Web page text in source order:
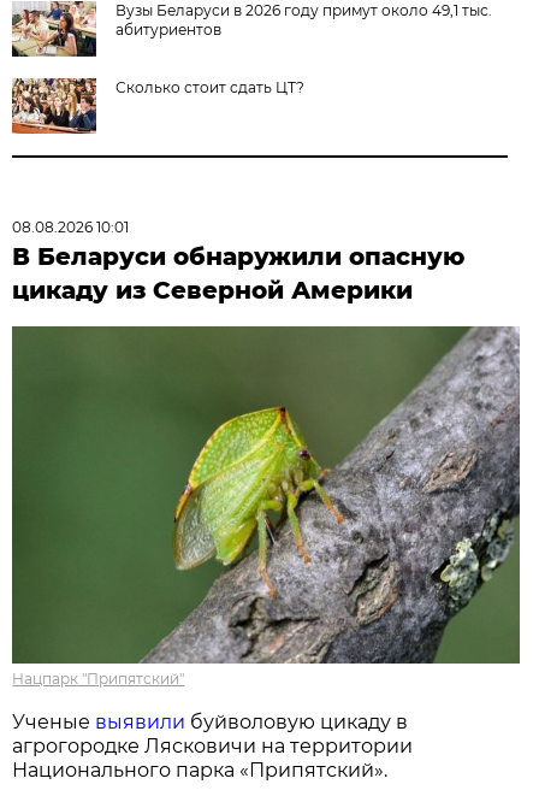
Вузы Беларуси в 2026 году примут около 49,1 тыс.
абитуриентов
Сколько стоит сдать ЦТ?
08.08.2026 10:01
В Беларуси обнаружили опасную
цикаду из Северной Америки
Нацпарк "Припятский"
Ученые выявили буйволовую цикаду в
агрогородке Лясковичи на территории
Национального парка «Припятский».